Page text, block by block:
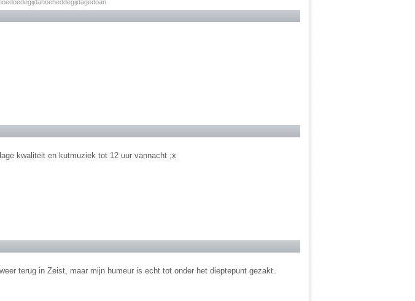
kwaliteit en kutmuziek tot 12 uur vannacht ;x
terug in Zeist, maar mijn humeur is echt tot onder het dieptepunt gezakt.